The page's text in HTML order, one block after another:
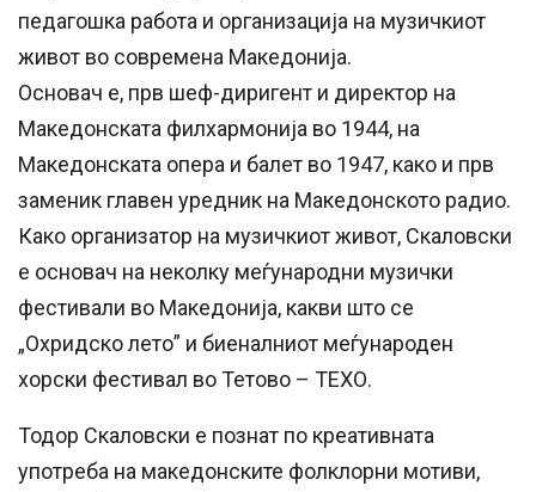
педагошка работа и организација на музичкиот
живот во современа Македонија.
Основач е, прв шеф-диригент и директор на
Македонската филхармонија во 1944, на
Македонската опера и балет во 1947, како и прв
заменик главен уредник на Македонското радио.
Како организатор на музичкиот живот, Скаловски
е основач на неколку меѓународни музички
фестивали во Македонија, какви што се
„Охридско лето” и биеналниот меѓународен
хорски фестивал во Тетово – ТЕХО.
Тодор Скаловски е познат по креативната
употреба на македонските фолклорни мотиви,